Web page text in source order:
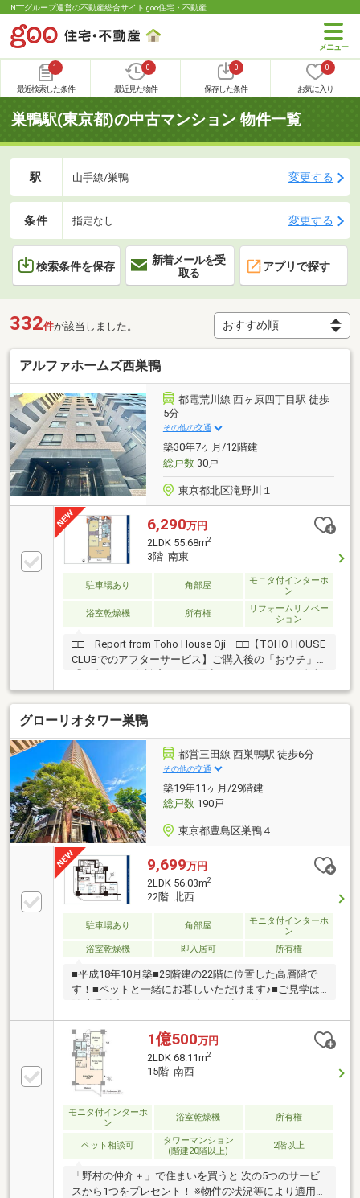
NTTグループ運営の不動産総合サイト goo住宅・不動産
1
最近検索した条件
0
最近見た物件
0
保存した条件
0
お気に入り
巣鴨駅(東京都)の中古マンション 物件一覧
駅 山手線/巣鴨 変更する
条件 指定なし 変更する
検索条件を保存
新着メールを受
取る
アプリで探す
332件が該当しました。
アルファホームズ西巣鴨
都電荒川線 西ヶ原四丁目駅 徒歩
5分
その他の交通
築30年7ヶ月/12階建
総戸数30戸
東京都北区滝野川１
6,290万円
2LDK 55.68m2
3階 南東
駐車場あり 角部屋
モニタ付インターホ
ン
浴室乾燥機 所有権
リフォームリノベー
ション
□□ Report from Toho House Oji □□【TOHO HOUSE
CLUBでのアフターサービス】ご購入後の「おウチ」と
「お金」のご相談窓口をご用意しております！・金利
上昇時のリスクヘッジ、借換え相談、繰上返済のタイ
ミング、各種保険の見直し・・・etc・おウチの設備保
証や定期点検、駆け付けサービス・・・etc購入前のタ
イミングは勿論、購入後のご不安につきましてもご相
談可能です！まずはお気軽に現地をご覧下さいませ。
物件の詳細について、ご見学希望のお客様は下記番号
までお気軽にご連絡下さい。お問い合わせ専用フリー
ダイヤル ： ０１２０－６６１－０４０
グローリオタワー巣鴨
都営三田線 西巣鴨駅 徒歩6分
その他の交通
築19年11ヶ月/29階建
総戸数190戸
東京都豊島区巣鴨４
9,699万円
2LDK 56.03m2
22階 北西
駐車場あり 角部屋
モニタ付インターホ
ン
浴室乾燥機
即入居可 所有権
■平成18年10月築■29階建の22階に位置した高層階で
す！■ペットと一緒にお暮しいただけます♪■ご見学は
随時受付中ですので、お気軽にお申し付け下さい！
【東宝ハウス練馬にご相談ください！】・生涯にわた
るアフターサポート「東宝ハウスNEXT」。購入後
も、税務や法務・保険の最適化・借換等のご提案が可
能です。・数ある提携銀行から最適な住宅ローンのご
提案を。20以上の提携した金融機関からお客様の要望
に沿った住宅ローンをご紹介します。物件の詳細につ
いて、ご見学希望のお客様は下記番号までお気軽にご
連絡下さい。お問い合わせ専用フリーダイヤル ：０１
２０－０６３－００２
1億500万円
2LDK 68.11m2
15階 南西
モニタ付インターホ
ン
浴室乾燥機 所有権
ペット相談可
タワーマンション
(階建20階以上)
2階以上
「野村の仲介＋」で住まいを買うと 次の5つのサービ
スから1つをプレセント！ ※物件の状況等により適用で